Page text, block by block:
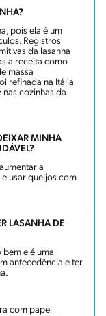
pois ela é um
Registros
da lasanha
a receita como
massa
refinada na Itália
cozinhas da
MINHA
a
usar queijos com
LASANHA DE
e é uma
antecedência e ter
com papel